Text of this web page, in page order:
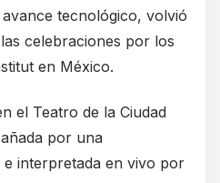
tecnológico, volvió
celebraciones por los
en México.
el Teatro de la Ciudad
por una
e interpretada en vivo por